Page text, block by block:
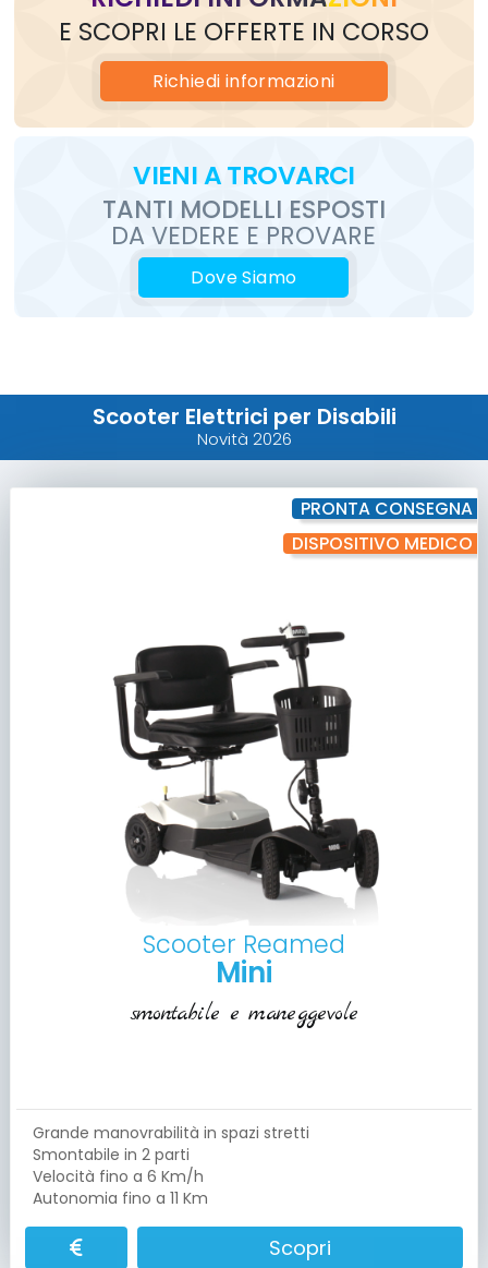
E SCOPRI LE OFFERTE IN CORSO
Richiedi informazioni
VIENIA TROVARCI
TANTI MODELLI ESPOSTI
DA VEDERE E PROVARE
Dove Siamo
Scooter Elettrici per Disabili
Novità 2026
PRONTA CONSEGNA
DISPOSITIVO MEDICO
Scooter Reamed
Mini
smontabile e maneggevole
Grande manovrabilità in spazi stretti
Smontabile in 2 parti
Velocità fino a 6 Km/h
Autonomia fino a 11 Km
Scopri